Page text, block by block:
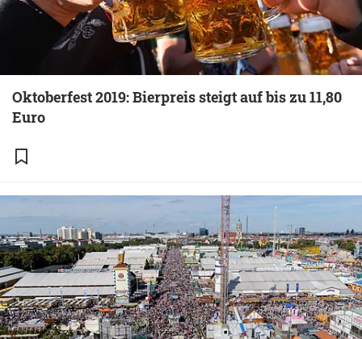
Oktoberfest 2019: Bierpreis steigt auf bis zu 11,80
Euro